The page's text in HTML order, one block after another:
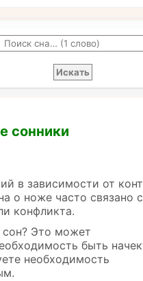
сонники
в зависимости от
о ноже часто связано с
конфликта.
сон? Это может
быть
необходимость